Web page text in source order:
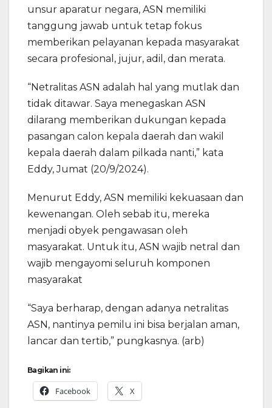
unsur aparatur negara, ASN memiliki
tanggung jawab untuk tetap fokus
memberikan pelayanan kepada masyarakat
secara profesional, jujur, adil, dan merata.
“Netralitas ASN adalah hal yang mutlak dan
tidak ditawar. Saya menegaskan ASN
dilarang memberikan dukungan kepada
pasangan calon kepala daerah dan wakil
kepala daerah dalam pilkada nanti,” kata
Eddy, Jumat (20/9/2024).
Menurut Eddy, ASN memiliki kekuasaan dan
kewenangan. Oleh sebab itu, mereka
menjadi obyek pengawasan oleh
masyarakat. Untuk itu, ASN wajib netral dan
wajib mengayomi seluruh komponen
masyarakat
“Saya berharap, dengan adanya netralitas
ASN, nantinya pemilu ini bisa berjalan aman,
lancar dan tertib,” pungkasnya. (arb)
Bagikan ini:
Facebook X